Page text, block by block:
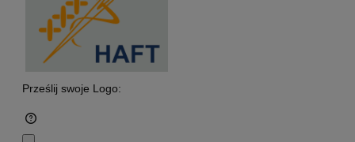
Prześlij swoje Logo: